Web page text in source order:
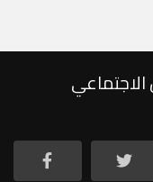
الاجتماعي